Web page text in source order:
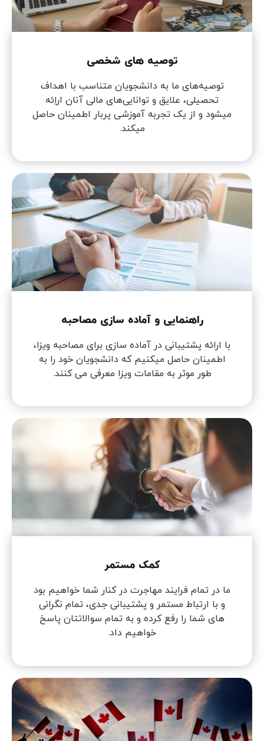
توصیه های شخصی
توصیه‌های ما به دانشجویان متناسب با اهداف
تحصیلی، علایق و توانایی‌های مالی آنان اراِئه
میشود و از یک تجربه آموزشی پربار اطمینان حاصل
میکند.
راهنمایی و آماده سازی مصاحبه
با ارائه پشتیبانی در آماده سازی برای مصاحبه ویزا،
اطمینان حاصل میکنیم که دانشجویان خود را به
طور موثر به مقامات ویزا معرفی می کنند.
کمک مستمر
ما در تمام فرایند مهاجرت در کنار شما خواهیم بود
و با ارتباط مستمر و پشتیبانی جدی، تمام نگرانی
های شما را رفع کرده و به تمام سوالاتتان پاسخ
خواهیم داد.